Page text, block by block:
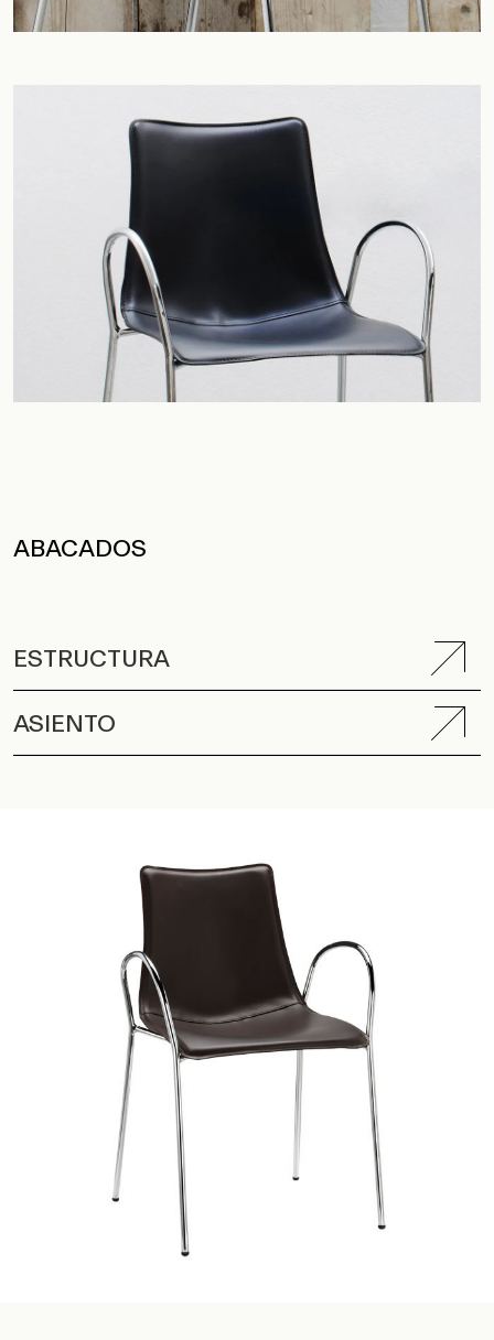
ABACADOS
ESTRUCTURA
ASIENTO